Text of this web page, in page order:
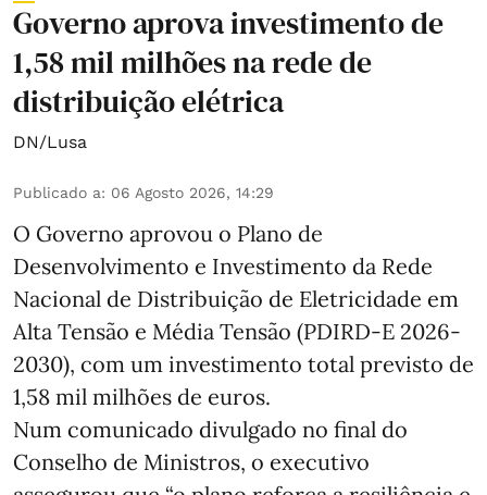
Governo aprova investimento de
1,58 mil milhões na rede de
distribuição elétrica
DN/Lusa
Publicado a: 06 Agosto 2026, 14:29
O Governo aprovou o Plano de
Desenvolvimento e Investimento da Rede
Nacional de Distribuição de Eletricidade em
Alta Tensão e Média Tensão (PDIRD-E 2026-
2030), com um investimento total previsto de
1,58 mil milhões de euros.
Num comunicado divulgado no final do
Conselho de Ministros, o executivo